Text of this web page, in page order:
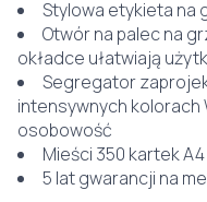
Stylowa etykieta na
Otwór na palec na
okładce ułatwiają
Segregator
intensywnych kolorach
osobowość
Mieści 350 kartek
5 lat gwarancji na